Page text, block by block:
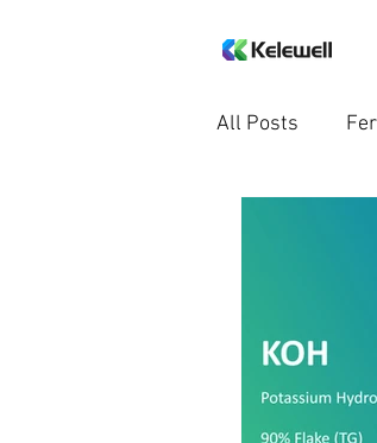
All Posts
Trends in